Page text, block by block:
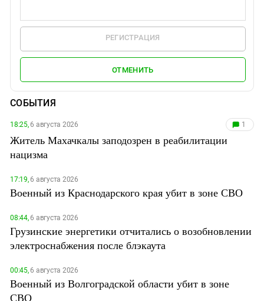
РЕГИСТРАЦИЯ
ОТМЕНИТЬ
СОБЫТИЯ
18:25,6 августа 2026 1
Житель Махачкалы заподозрен в реабилитации
нацизма
17:19,6 августа 2026
Военный из Краснодарского края убит в зоне СВО
08:44,6 августа 2026
Грузинские энергетики отчитались о возобновлении
электроснабжения после блэкаута
00:45,6 августа 2026
Военный из Волгоградской области убит в зоне
СВО